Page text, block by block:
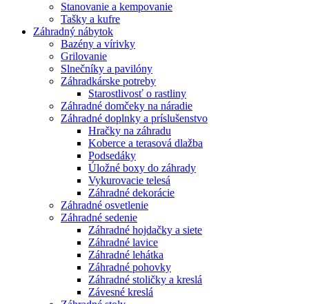
Stanovanie a kempovanie
Tašky a kufre
Záhradný nábytok
Bazény a vírivky
Grilovanie
Slnečníky a pavilóny
Záhradkárske potreby
Starostlivosť o rastliny
Záhradné domčeky na náradie
Záhradné doplnky a príslušenstvo
Hračky na záhradu
Koberce a terasová dlažba
Podsedáky
Úložné boxy do záhrady
Vykurovacie telesá
Záhradné dekorácie
Záhradné osvetlenie
Záhradné sedenie
Záhradné hojdačky a siete
Záhradné lavice
Záhradné lehátka
Záhradné pohovky
Záhradné stoličky a kreslá
Závesné kreslá